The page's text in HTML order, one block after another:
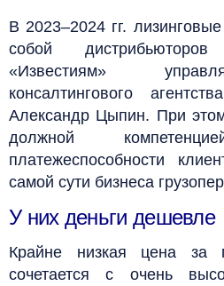
В 2023–2024 гг.
собой
«Известиям»
консалтингового
Александр Цыпин. При
должной
платежеспособности
самой сути бизнеса
У них деньги дешевле
Крайне низкая цена за
сочетается с очень